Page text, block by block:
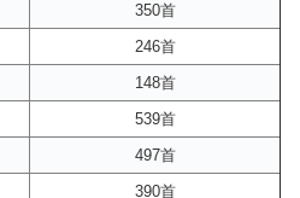
350首
246首
148首
539首
497首
390首